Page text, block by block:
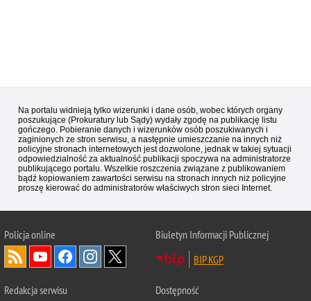
Na portalu widnieją tylko wizerunki i dane osób, wobec których organy
poszukujące (Prokuratury lub Sądy) wydały zgodę na publikację listu
gończego. Pobieranie danych i wizerunków osób poszukiwanych i
zaginionych ze stron serwisu, a następnie umieszczanie na innych niż
policyjne stronach internetowych jest dozwolone, jednak w takiej sytuacji
odpowiedzialność za aktualność publikacji spoczywa na administratorze
publikującego portalu. Wszelkie roszczenia związane z publikowaniem
bądź kopiowaniem zawartości serwisu na stronach innych niż policyjne
proszę kierować do administratorów właściwych stron sieci Internet.
Policjaonline
Biuletyn Informacji Publicznej
BIP KGP
Redakcja serwisu Dostępność